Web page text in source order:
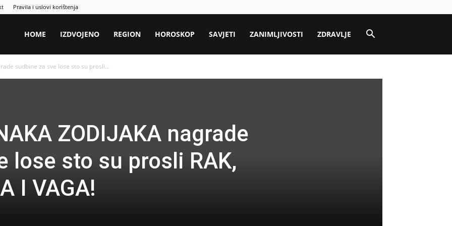
Pravila i uslovi korištenja
HOME IZDVOJENO REGION HOROSKOP SAVJETI ZANIMLJIVOSTI ZDRAVLJE
sudbine za sve lose sto su prosli...
ZODIJAKA nagrade
lose sto su prosli RAK,
I VAGA!